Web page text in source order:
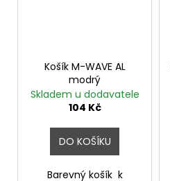
Košík M-WAVE AL
modrý
Skladem u dodavatele
104 Kč
DO KOŠÍKU
Barevný košík k